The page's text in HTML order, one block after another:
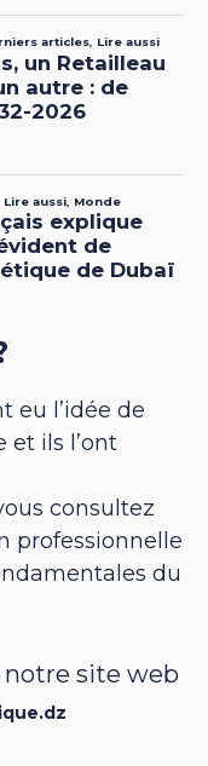
eu l’idée de
et ils l’ont
consultez
professionnelle
du
notre site web